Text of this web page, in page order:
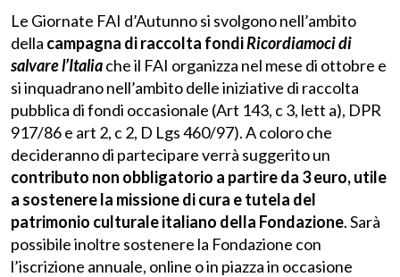
Le Giornate FAI d’Autunno si svolgono nell’ambito
della campagna di raccolta fondiRicordiamoci di
salvare l’Italiache il FAI organizza nel mese di ottobre e
si inquadrano nell’ambito delle iniziative di raccolta
pubblica di fondi occasionale (Art 143, c 3, lett a), DPR
917/86 e art 2, c 2, D Lgs 460/97). A coloro che
decideranno di partecipare verrà suggerito un
contributo non obbligatorio a partire da 3 euro, utile
a sostenere la missionedi cura e tutela del
patrimonio culturale italiano della Fondazione. Sarà
possibile inoltre sostenere la Fondazione con
l’iscrizione annuale, online o in piazza in occasione